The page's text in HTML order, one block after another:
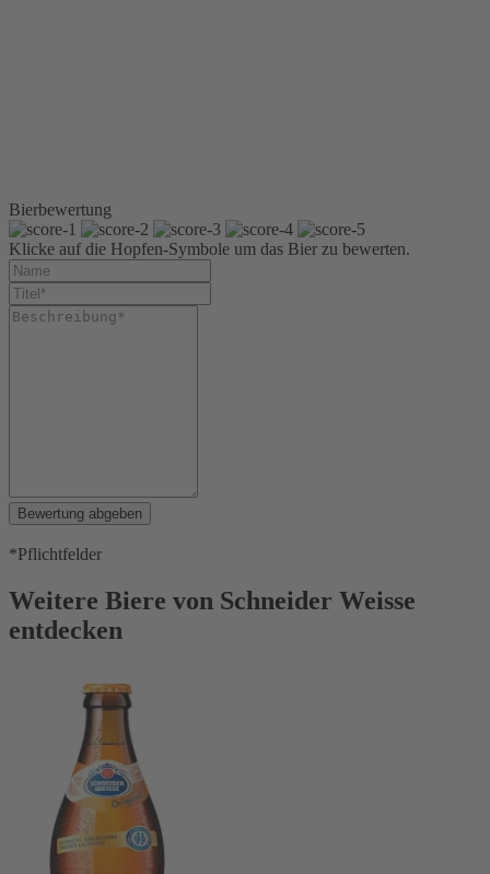
Bierbewertung
Klicke auf die Hopfen-Symbole um das Bier zu bewerten.
Bewertung abgeben
*Pflichtfelder
Weitere Biere von Schneider Weisse
entdecken